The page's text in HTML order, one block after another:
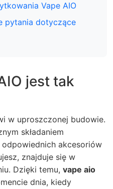
Vape AIO
pytania dotyczące
jest tak
w uproszczonej budowie.
składaniem
akcesoriów
znajduje się w
Dzięki temu, vape aio
dnia, kiedy